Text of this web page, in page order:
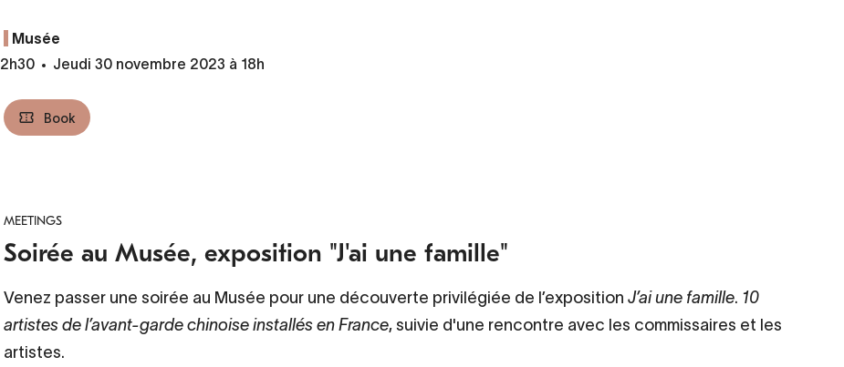
Musée
2h30
Jeudi 30 novembre 2023 à 18h
Book
MEETINGS
Soirée au Musée, exposition "J'ai une famille"
Venez passer une soirée au Musée pour une découverte privilégiée de l’exposition J’ai une famille. 10
artistes de l’avant-garde chinoise installés en France, suivie d'une rencontre avec les commissaires et les
artistes.